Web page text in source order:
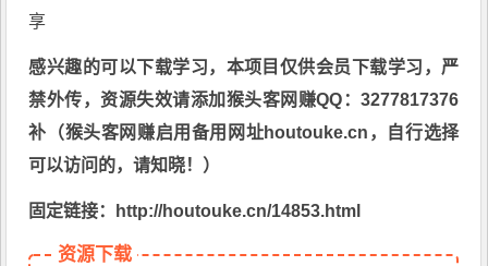
感兴趣的可以下载学习，本项目仅供会员下载学习，严
禁外传，资源失效请添加猴头客网赚QQ：3277817376
补（猴头客网赚启用备用网址houtouke.cn，自行选择
可以访问的，请知晓！）
固定链接：http://houtouke.cn/14853.html
资源下载